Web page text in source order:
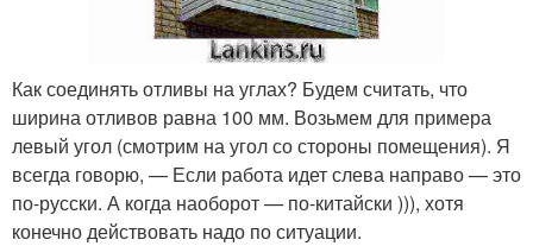
Как соединять отливы на углах? Будем считать, что
ширина отливов равна 100 мм. Возьмем для примера
левый угол (смотрим на угол со стороны помещения). Я
всегда говорю, — Если работа идет слева направо — это
по-русски. А когда наоборот — по-китайски ))), хотя
конечно действовать надо по ситуации.